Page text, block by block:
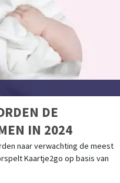
DE
IN 2024
naar verwachting de meest
Kaartje2go op basis van